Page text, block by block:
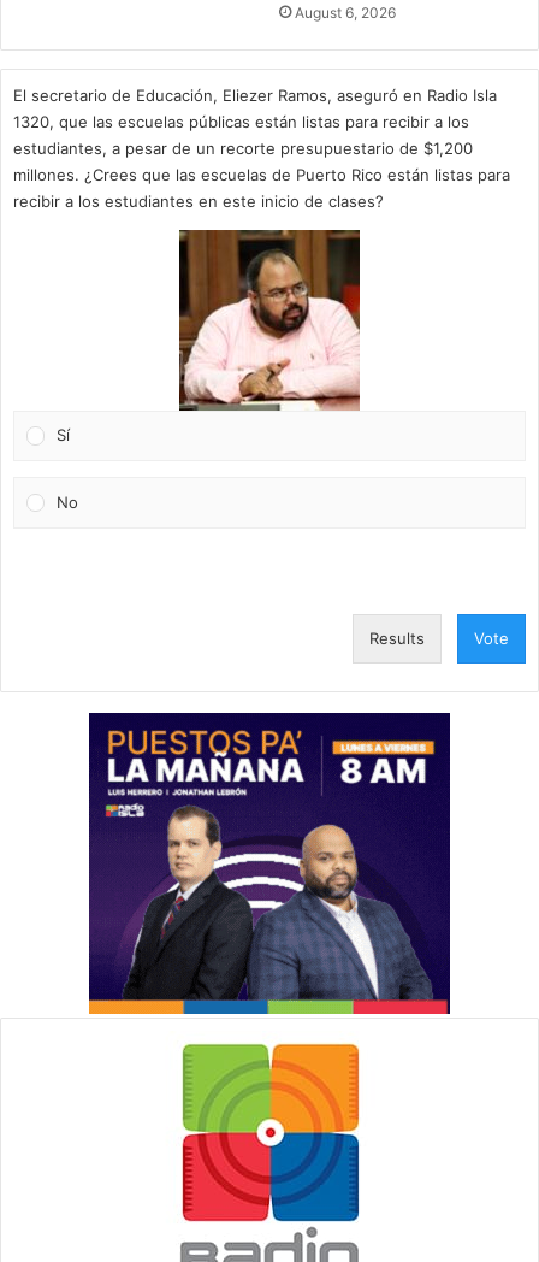
August 6, 2026
El secretario de Educación, Eliezer Ramos, aseguró en Radio Isla
1320, que las escuelas públicas están listas para recibir a los
estudiantes, a pesar de un recorte presupuestario de $1,200
millones. ¿Crees que las escuelas de Puerto Rico están listas para
recibir a los estudiantes en este inicio de clases?
Sí
No
Results Vote